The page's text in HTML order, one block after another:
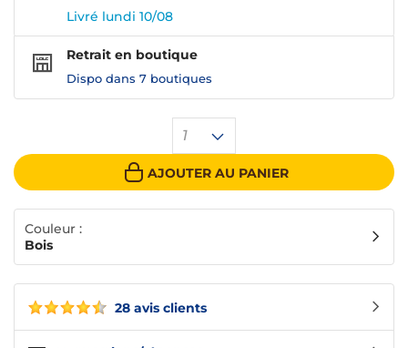
28 avis clients
1
AJOUTER AU PANIER
Livré lundi 10/08
Retrait en boutique
Dispo dans 7 boutiques
Couleur :
Bois